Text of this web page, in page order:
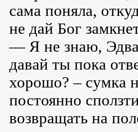
сама поняла,
не дай Бог
— Я не знаю,
давай ты пока
хорошо? – сумка
постоянно
возвращать на